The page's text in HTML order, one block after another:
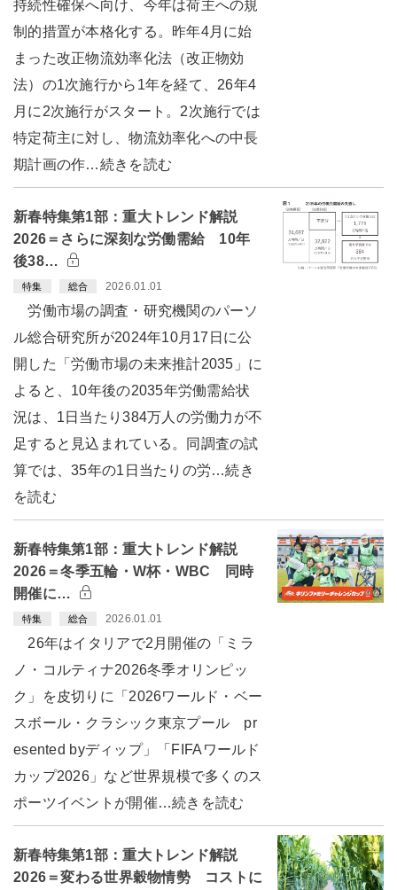
持続性確保へ向け、今年は荷主への規
制的措置が本格化する。昨年4月に始
まった改正物流効率化法（改正物効
法）の1次施行から1年を経て、26年4
月に2次施行がスタート。2次施行では
特定荷主に対し、物流効率化への中長
期計画の作…続きを読む
新春特集第1部：重大トレンド解説
2026＝さらに深刻な労働需給 10年
後38…
特集 総合 2026.01.01
労働市場の調査・研究機関のパーソ
ル総合研究所が2024年10月17日に公
開した「労働市場の未来推計2035」に
よると、10年後の2035年労働需給状
況は、1日当たり384万人の労働力が不
足すると見込まれている。同調査の試
算では、35年の1日当たりの労…続き
を読む
新春特集第1部：重大トレンド解説
2026＝冬季五輪・W杯・WBC 同時
開催に…
特集 総合 2026.01.01
26年はイタリアで2月開催の「ミラ
ノ・コルティナ2026冬季オリンピッ
ク」を皮切りに「2026ワールド・ベー
スボール・クラシック東京プール pr
esented byディップ」「FIFAワールド
カップ2026」など世界規模で多くのス
ポーツイベントが開催…続きを読む
新春特集第1部：重大トレンド解説
2026＝変わる世界穀物情勢 コストに